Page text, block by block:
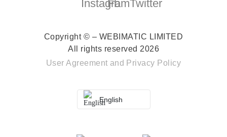
Copyright © – WEBIMATIC LIMITED
All rights reserved 2026
User Agreement and Privacy Policy
English